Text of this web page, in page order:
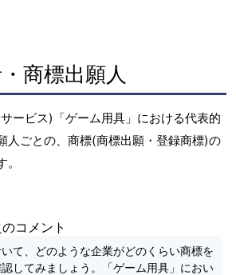
商標出願人
ービス)「ゲーム用具」における代表的
人ごとの、商標(商標出願・登録商標)の
コメント
いて、どのような企業がどのくらい商標を
してみましょう。「ゲーム用具」におい